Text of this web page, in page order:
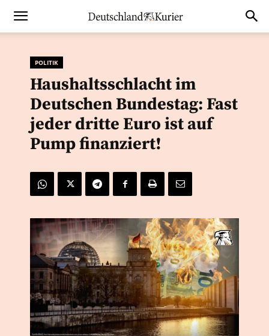
POLITIK
Haushaltsschlacht im
Deutschen Bundestag: Fast
jeder dritte Euro ist auf
Pump finanziert!